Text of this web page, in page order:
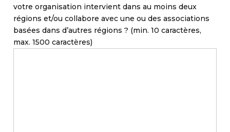
votre organisation intervient dans au moins deux
régions et/ou collabore avec une ou des associations
basées dans d’autres régions ? (min. 10 caractères,
max. 1500 caractères)